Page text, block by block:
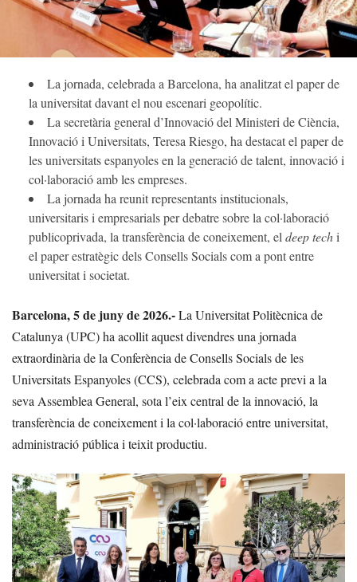
La jornada, celebrada a Barcelona, ha analitzat el paper de
la universitat davant el nou escenari geopolític.
La secretària general d’Innovació del Ministeri de Ciència,
Innovació i Universitats, Teresa Riesgo, ha destacat el paper de
les universitats espanyoles en la generació de talent, innovació i
col·laboració amb les empreses.
La jornada ha reunit representants institucionals,
universitaris i empresarials per debatre sobre la col·laboració
publicoprivada, la transferència de coneixement, eldeep techi
el paper estratègic dels Consells Socials com a pont entre
universitat i societat.
Barcelona, 5 de juny de 2026.-La Universitat Politècnica de
Catalunya (UPC) ha acollit aquest divendres una jornada
extraordinària de la Conferència de Consells Socials de les
Universitats Espanyoles (CCS), celebrada com a acte previ a la
seva Assemblea General, sota l’eix central de la innovació, la
transferència de coneixement i la col·laboració entre universitat,
administració pública i teixit productiu.